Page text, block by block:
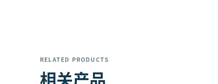
RELATED PRODUCTS
相关产品